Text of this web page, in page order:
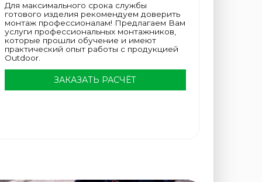
Для максимального срока службы
готового изделия рекомендуем доверить
монтаж профессионалам! Предлагаем Вам
услуги профессиональных монтажников,
которые прошли обучение и имеют
практический опыт работы с продукцией
Outdoor.
ЗАКАЗАТЬ РАСЧЁТ